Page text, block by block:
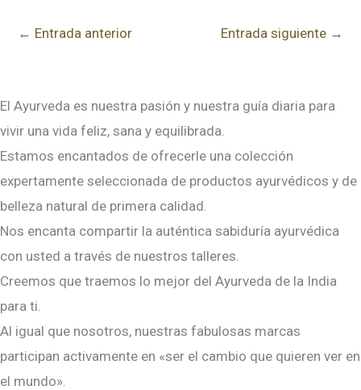
← Entrada anterior Entrada siguiente →
El Ayurveda es nuestra pasión y nuestra guía diaria para
vivir una vida feliz, sana y equilibrada.
Estamos encantados de ofrecerle una colección
expertamente seleccionada de productos ayurvédicos y de
belleza natural de primera calidad.
Nos encanta compartir la auténtica sabiduría ayurvédica
con usted a través de nuestros talleres.
Creemos que traemos lo mejor del Ayurveda de la India
para ti.
Al igual que nosotros, nuestras fabulosas marcas
participan activamente en «ser el cambio que quieren ver en
el mundo».